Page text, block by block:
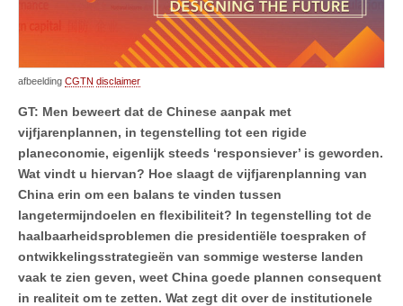
afbeelding CGTN disclaimer
GT: Men beweert dat de Chinese aanpak met
vijfjarenplannen, in tegenstelling tot een rigide
planeconomie, eigenlijk steeds ‘responsiever’ is geworden.
Wat vindt u hiervan? Hoe slaagt de vijfjarenplanning van
China erin om een balans te vinden tussen
langetermijndoelen en flexibiliteit? In tegenstelling tot de
haalbaarheidsproblemen die presidentiële toespraken of
ontwikkelingsstrategieën van sommige westerse landen
vaak te zien geven, weet China goede plannen consequent
in realiteit om te zetten. Wat zegt dit over de institutionele